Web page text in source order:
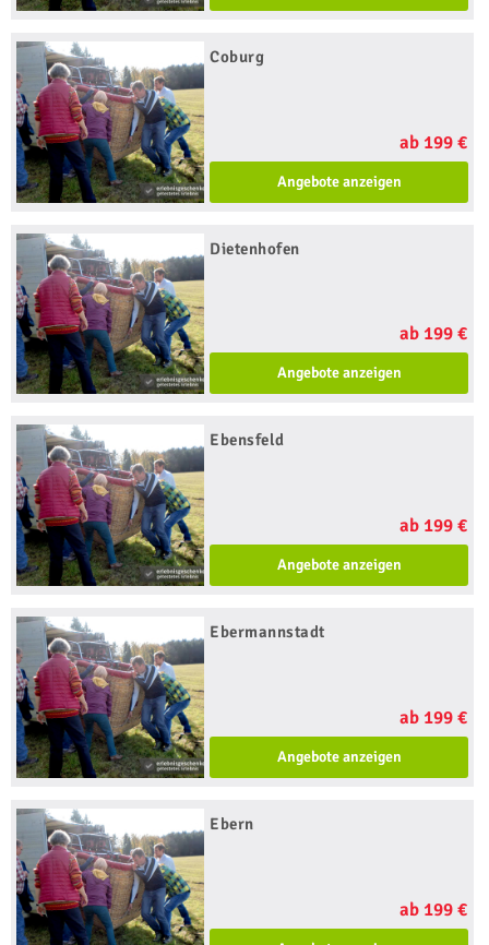
Coburg
ab 199 €
Angebote anzeigen
Dietenhofen
ab 199 €
Angebote anzeigen
Ebensfeld
ab 199 €
Angebote anzeigen
Ebermannstadt
ab 199 €
Angebote anzeigen
Ebern
ab 199 €